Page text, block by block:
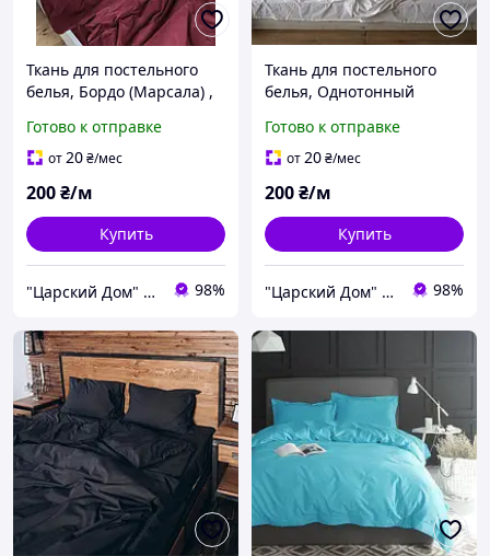
Ткань для постельного
белья, Бордо (Марсала) ,
Турция №79
Готово к отправке
от20₴/мес
200₴/м
Купить
"Царский Дом" - производитель постельного белья из натуральных тканей 98%
Ткань для постельного
белья, Однотонный
Lux (хлопок) Турция
Готово к отправке
от20₴/мес
200₴/м
Купить
"Царский Дом" - производитель постельного белья из натуральных тканей 98%